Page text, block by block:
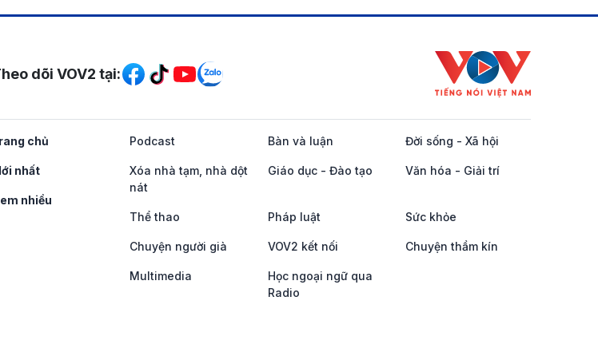
Mạng xã hội
dõi VOV2 tại:
chủ
nhất
nhiều
Podcast Bàn và luận Đời sống - Xã hội
Xóa nhà tạm, nhà dột
nát
Giáo dục - Đào tạo Văn hóa - Giải trí
Thể thao Pháp luật Sức khỏe
Chuyện người già VOV2 kết nối Chuyện thầm kín
Multimedia
Học ngoại ngữ qua
Radio